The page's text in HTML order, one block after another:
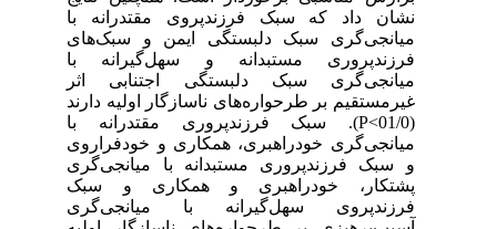
نشان داد که سبک فرزندپروی مقتدرانه با
میانجی‌گری سبک دلبستگی ایمن و سبک‌های
فرزندپروری مستبدانه و سهل‌گیرانه با
میانجی‌گری سبک دلبستگی اجتنابی اثر
غیرمستقیم بر طرحواره‌های ناسازگار اولیهدارند
>
P
).
سبک فرزندپروری مقتدرانه با
میانجی‌گری خودراهبری، همکاری و خودفراروی
و سبک فرزندپروری مستبدانه با میانجی‌گری
پشتکار، خودراهبری و همکاری و سبک
فرزندپروی سهل‌گیرانه با میانجی‌گری